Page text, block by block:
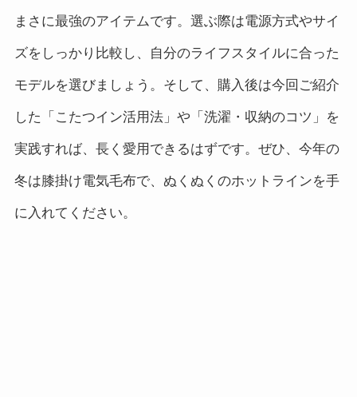
まさに最強のアイテムです。選ぶ際は電源方式やサイ
ズをしっかり比較し、自分のライフスタイルに合った
モデルを選びましょう。そして、購入後は今回ご紹介
した「こたつイン活用法」や「洗濯・収納のコツ」を
実践すれば、長く愛用できるはずです。ぜひ、今年の
冬は膝掛け電気毛布で、ぬくぬくのホットラインを手
に入れてください。